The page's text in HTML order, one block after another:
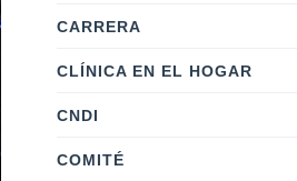
CARRERA
CLÍNICA EN EL HOGAR
CNDI
COMITÉ